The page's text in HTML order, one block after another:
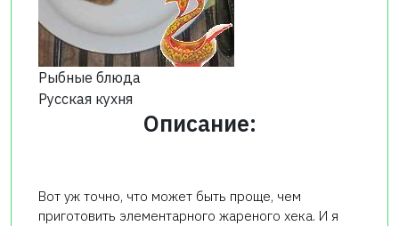
Рыбные блюда
Русская кухня
Описание:
Вот уж точно, что может быть проще, чем
приготовить элементарного жареного хека. И я